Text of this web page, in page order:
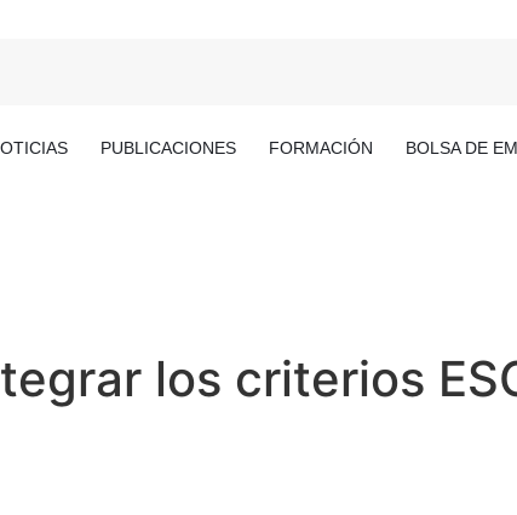
PUBLICACIONES FORMACIÓN BOLSA DE
los criterios